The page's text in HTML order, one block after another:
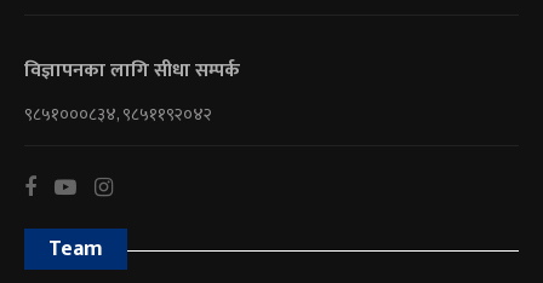
विज्ञापनका लागि सीधा सम्पर्क
९८५१०००८३४, ९८५११९२०४२
Team